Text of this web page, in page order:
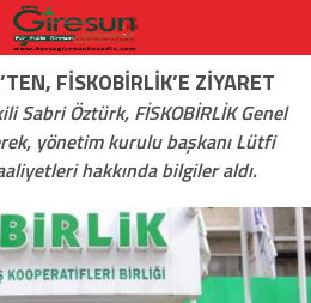
FISKOBIRLIK’E ZIYARET
Sabri Öztürk, FİSKOBİRLİK Genel
yönetim kurulu başkanı Lütfi
hakkında bilgiler aldı.